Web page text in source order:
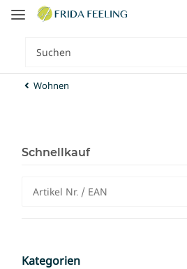
Wohnen
Schnellkauf
Kategorien